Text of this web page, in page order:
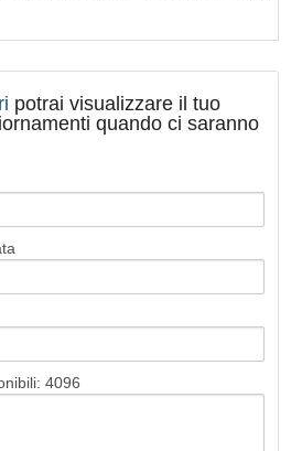
potrai visualizzare il tuo
quando ci saranno
4096